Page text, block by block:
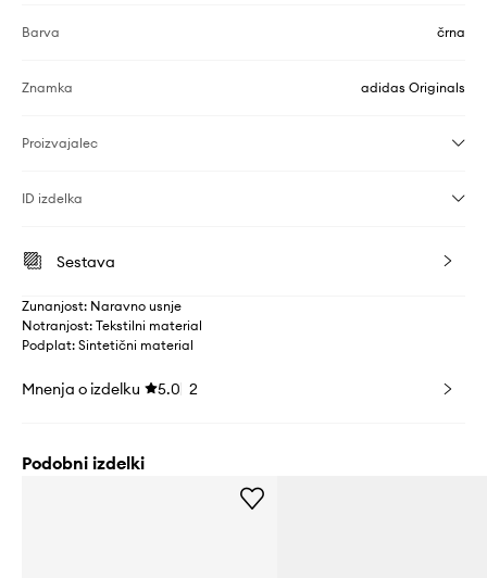
Barva črna
Znamka adidas Originals
Proizvajalec
ID izdelka
Sestava
Zunanjost: Naravno usnje
Notranjost: Tekstilni material
Podplat: Sintetični material
Mnenja o izdelku 5.0 2
Podobni izdelki